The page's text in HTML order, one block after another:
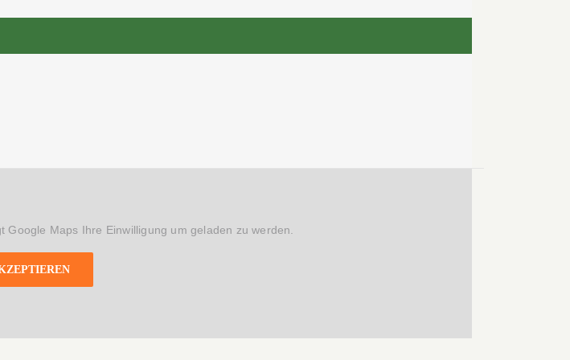
Maps Ihre Einwilligung um geladen zu werden.